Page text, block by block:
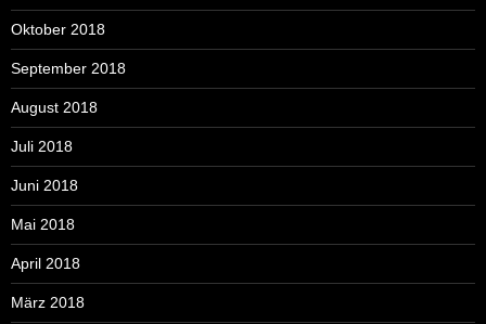
Oktober 2018
September 2018
August 2018
Juli 2018
Juni 2018
Mai 2018
April 2018
März 2018